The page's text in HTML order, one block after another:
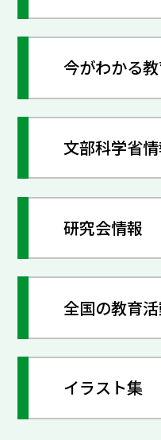
今がわかる
文部科学省
研究会情報
全国の教育
イラスト集